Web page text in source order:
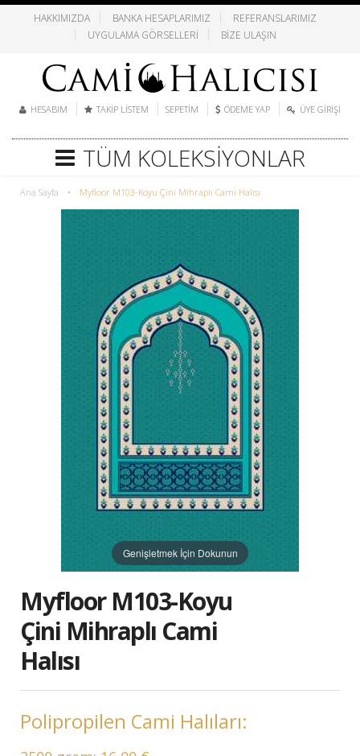
HAKKIMIZDA BANKA HESAPLARIMIZ
REFERANSLARIMIZ
UYGULAMA GÖRSELLERI
BIZE ULAŞIN
HESABIM TAKIP LISTEM SEPETIM ÖDEME YAP ÜYE GIRIŞI
TÜM KOLEKSIYONLAR
Ana Sayfa • Myfloor M103-Koyu Çini Mihraplı Cami Halısı
Genişletmek İçin Dokunun
Myfloor M103-Koyu
Çini Mihraplı Cami
Halısı
Polipropilen Cami Halıları: